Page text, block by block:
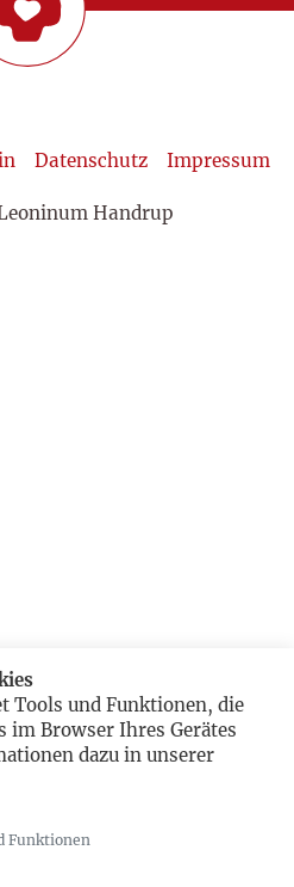
Datenschutz Impressum
Handrup
Tools und Funktionen, die
im Browser Ihres Gerätes
dazu in unserer
Funktionen